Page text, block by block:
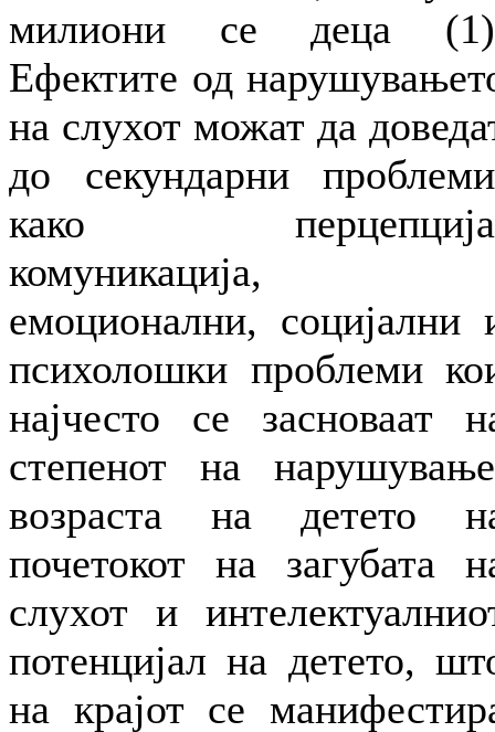
милиони се деца
Ефектите од
на слухот можат да
до секундарни
како
комуникација,
емоционални, социјални
психолошки проблеми
најчесто се засноваат
степенот на
возраста на детето
почетокот на загубата
слухот и
потенцијал на детето,
на крајот се